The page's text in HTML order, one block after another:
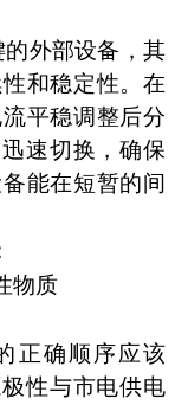
的外部设备，其
和稳定性。在
平稳调整后分
速切换，确保
能在短暂的间
物质
正确顺序应该
性与市电供电